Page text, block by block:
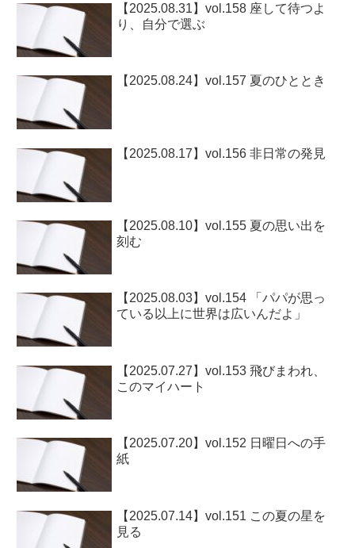
【2025.08.31】vol.158 座して待つよ
り、自分で選ぶ
【2025.08.24】vol.157 夏のひととき
【2025.08.17】vol.156 非日常の発見
【2025.08.10】vol.155 夏の思い出を
刻む
【2025.08.03】vol.154 「パパが思っ
ている以上に世界は広いんだよ」
【2025.07.27】vol.153 飛びまわれ、
このマイハート
【2025.07.20】vol.152 日曜日への手
紙
【2025.07.14】vol.151 この夏の星を
見る